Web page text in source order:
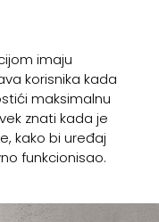
imaju
korisnika kada
maksimalnu
znati kada je
kako bi uređaj
funkcionisao.